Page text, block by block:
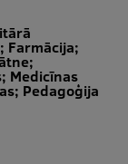
Farmācija;
Medicīnas
Pedagoģija